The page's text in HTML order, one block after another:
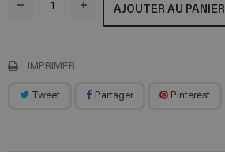
AJOUTER AU PANIER
IMPRIMER
Tweet Partager Pinterest